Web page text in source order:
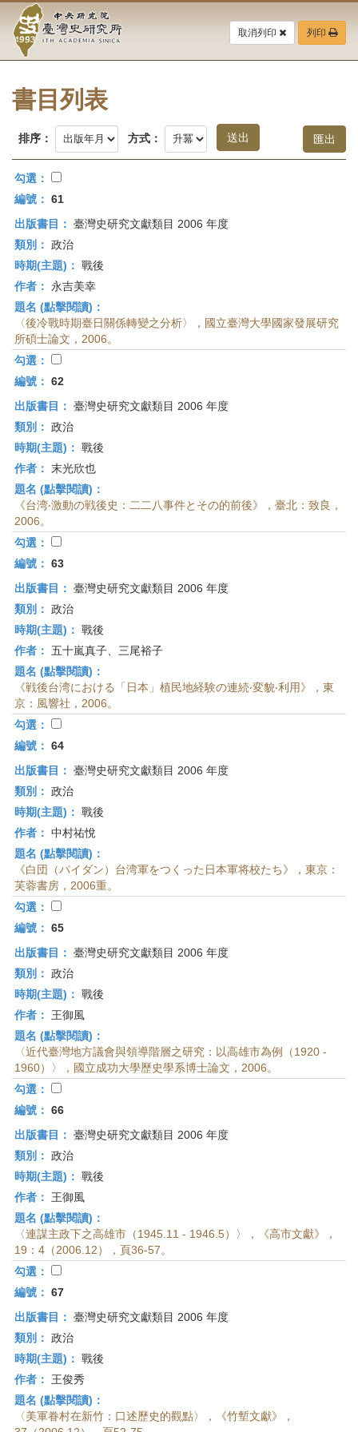
要
中
央
研
究
院-
臺
灣
史
研
究
所-
首
頁
取消列印 列印
書目列表
排序： 方式：
勾選：
編號： 61
出版書目： 臺灣史研究文獻類目 2006 年度
類別： 政治
時期(主題)： 戰後
作者：
永吉美幸
題名 (點擊閱讀)：
〈後冷戰時期臺日關係轉變之分析〉，國立臺灣大學國家發展研究
所碩士論文，2006。
勾選：
編號： 62
出版書目： 臺灣史研究文獻類目 2006 年度
類別： 政治
時期(主題)： 戰後
作者： 末光欣也
題名 (點擊閱讀)：
《台湾‧激動の戦後史：二二八事件とその的前後》，臺北：致良，
2006。
勾選：
編號： 63
出版書目： 臺灣史研究文獻類目 2006 年度
類別： 政治
時期(主題)： 戰後
作者： 五十嵐真子、三尾裕子
題名 (點擊閱讀)：
《戦後台湾における「日本」植民地経験の連続‧変貌‧利用》，東
京：風響社，2006。
勾選：
編號： 64
出版書目： 臺灣史研究文獻類目 2006 年度
類別： 政治
時期(主題)： 戰後
作者： 中村祐悅
題名 (點擊閱讀)：
《白団（パイダン）台湾軍をつくった日本軍将校たち》，東京：
芙蓉書房，2006重。
勾選：
編號： 65
出版書目： 臺灣史研究文獻類目 2006 年度
類別： 政治
時期(主題)： 戰後
作者：
王御風
題名 (點擊閱讀)：
〈近代臺灣地方議會與領導階層之研究：以高雄市為例（1920 -
1960）〉，國立成功大學歷史學系博士論文，2006。
勾選：
編號： 66
出版書目： 臺灣史研究文獻類目 2006 年度
類別： 政治
時期(主題)： 戰後
作者：
王御風
題名 (點擊閱讀)：
〈連謀主政下之高雄市（1945.11 - 1946.5）〉，《高市文獻》，
19：4（2006.12），頁36-57。
勾選：
編號： 67
出版書目： 臺灣史研究文獻類目 2006 年度
類別： 政治
時期(主題)： 戰後
作者：
王俊秀
題名 (點擊閱讀)：
〈美軍眷村在新竹：口述歷史的觀點〉，《竹塹文獻》，